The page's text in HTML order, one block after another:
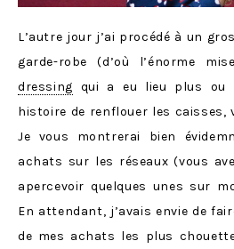
L’autre jour j’ai procédé à un
garde-robe (d’où l’énorme
dressing qui a eu lieu plus ou
histoire de renflouer les caisses,
Je vous montrerai bien
achats sur les réseaux (vous
apercevoir quelques unes sur
En attendant, j’avais envie de
de mes achats les plus